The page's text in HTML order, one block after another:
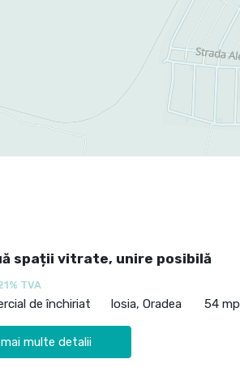
spații vitrate, unire posibilă
TVA
de închiriat Iosia, Oradea 54 mp
multe detalii